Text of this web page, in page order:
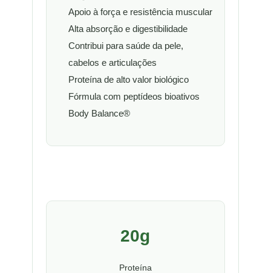
Apoio à força e resistência muscular
Alta absorção e digestibilidade
Contribui para saúde da pele,
cabelos e articulações
Proteína de alto valor biológico
Fórmula com peptídeos bioativos
Body Balance®
20g
Proteína